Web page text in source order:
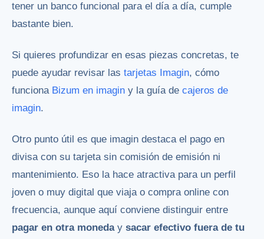
tener un banco funcional para el día a día, cumple
bastante bien.
Si quieres profundizar en esas piezas concretas, te
puede ayudar revisar las tarjetas Imagin, cómo
funciona Bizum en imagin y la guía de cajeros de
imagin.
Otro punto útil es que imagin destaca el pago en
divisa con su tarjeta sin comisión de emisión ni
mantenimiento. Eso la hace atractiva para un perfil
joven o muy digital que viaja o compra online con
frecuencia, aunque aquí conviene distinguir entre
pagar en otra moneday sacar efectivo fuera de tu